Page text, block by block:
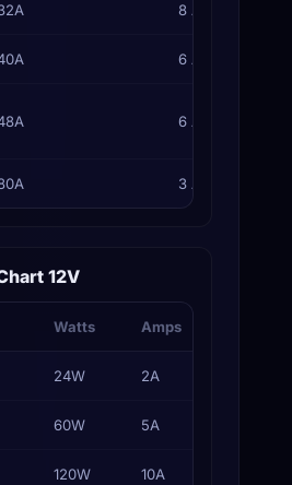
8 AWG
6 AWG
6 AWG
3 AWG
12V
Watts Amps
24W 2A
60W 5A
120W 10A